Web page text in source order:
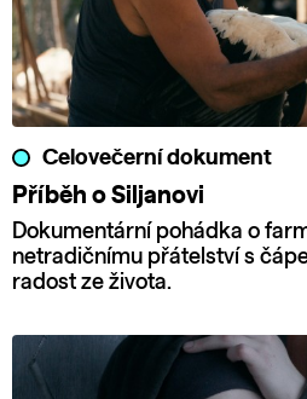
Celovečerní dokument
Příběh o Siljanovi
Dokumentární pohádka o
netradičnímu přátelství s
radost ze života.